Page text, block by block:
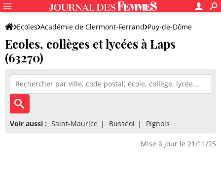
Ecoles Académie de Clermont-Ferrand Puy-de-Dôme
Ecoles, collèges et lycées à Laps
(63270)
Voir aussi : Saint-Maurice Busséol Pignols
Mise à jour le 21/11/25